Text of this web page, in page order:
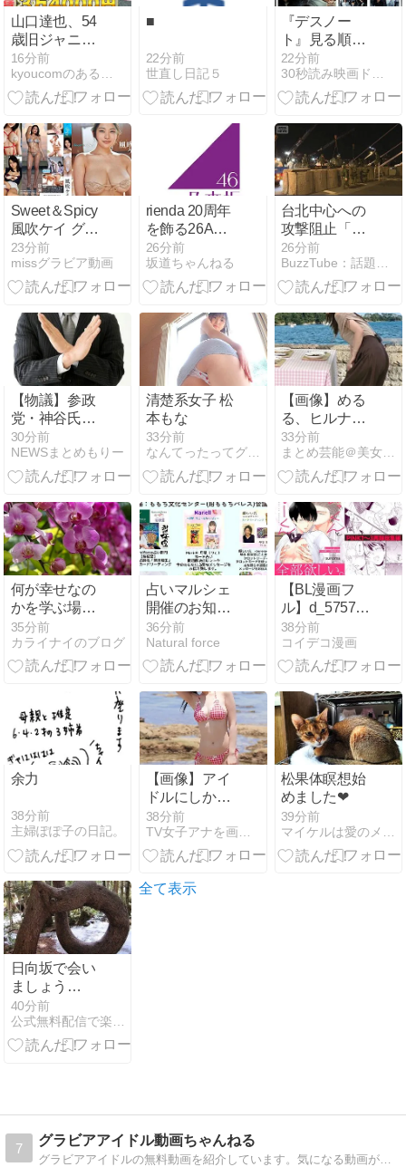
山口達也、54
歳旧ジャニの
本業の姿に感
涙 現在は家賃
3.4万円の懐事
16分前
kyoucomのあることないこと
■
22分前
世直し日記５
『デスノー
ト』見る順番
＆「天才頭脳
戦・ダークヒ
ーロー」の似
すめの映画ド
ラマ集】
22分前
30秒読み映画ドラマ分類集
Sweet＆Spicy
風吹ケイ グラ
ビア
23分前
missグラビア動画
rienda 20周年
を飾る26AW
LOOKモデル
に金川紗耶が
就任!
26分前
坂道ちゃんねる
台北中心への
攻撃阻止「橋
封鎖」訓練 大
規模軍事演習
で戦車配置 総
(2026年8月7
日)
26分前
BuzzTube：話題・流行・旬・最新・注目の動画サイト
【物議】参政
党・神谷氏
「食料品の減
税は愚策」←
じゃあ他にど
があるんだ
よ？
30分前
NEWSまとめもりー
清楚系女子 松
本もな
33分前
なんてったってグラドル
【画像】める
る、ヒルナン
デス見せたデ
カケツがそそ
る
33分前
まとめ芸能＠美女画像まとめブログ
何が幸せなの
かを学ぶ場所
（地獄）
35分前
カライナイのブログ
占いマルシェ
開催のお知ら
せ
36分前
Natural force
【BL漫画フ
ル】d_575700
| あっくんとま
ーくん
PINK1〜3再録
生市場
38分前
コイデコ漫画
余力
38分前
主婦ぽぽ子の日記。
【画像】アイ
ドルにしか見
えないセクシ
ー女優さんが
話題になるｗ
38分前
松果体瞑想始
めました❤
39分前
日向坂で会い
ましょう
meets コット
ン（後半）
260802
40分前
全て表示
7
グラビアアイドル動画ちゃんねる
グラビアアイドルの無料動画を紹介しています。気になる動画が見つけやすいようにジャンル別、カップ別で分類しています。